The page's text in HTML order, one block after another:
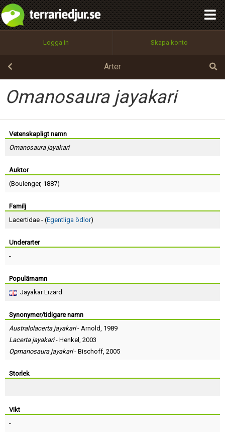
Logga in Skapa konto
Arter
Omanosaura jayakari
Vetenskapligt namn
Omanosaura jayakari
Auktor
(Boulenger, 1887)
Familj
Lacertidae - (Egentliga ödlor)
Underarter
-
Populärnamn
Jayakar Lizard
Synonymer/tidigare namn
Australolacerta jayakari- Arnold, 1989
Lacerta jayakari- Henkel , 2003
Opmanosaura jayakari- Bischoff, 2005
Storlek
Vikt
-
Utför
100%
OK
integritetspolicy
Namn:
Epost:
Lösenord:
Terms of Service
Begär nytt lösenord
Tillbaka till förstasidan